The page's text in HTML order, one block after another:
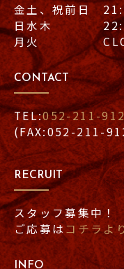
金土、祝前日
日水木
月火
CONTACT
TEL:052-211-
(FAX:052-211-
RECRUIT
スタッフ募集中！
ご応募はコチラよ
INFO